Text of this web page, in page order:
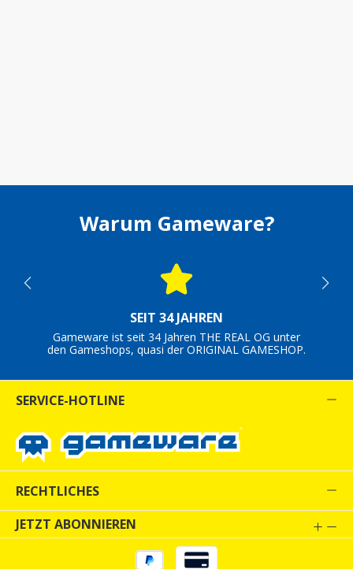
Warum Gameware?
SEIT 34 JAHREN
Gameware ist seit 34 Jahren THE REAL OG unter
den Gameshops, quasi der ORIGINAL GAMESHOP.
SERVICE-HOTLINE
RECHTLICHES
JETZT ABONNIEREN